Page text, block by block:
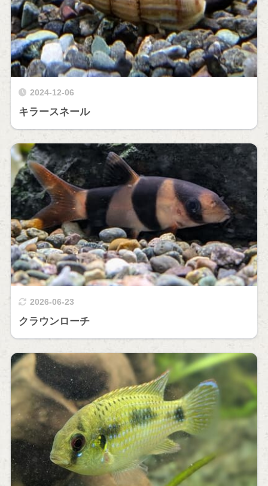
2024-12-06
キラースネール
2026-06-23
クラウンローチ